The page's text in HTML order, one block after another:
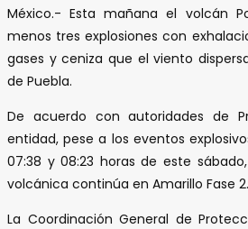
México.- Esta mañana el volcán
menos tres explosiones con
gases y ceniza que el viento
de Puebla.
De acuerdo con autoridades de
entidad, pese a los eventos
07:38 y 08:23 horas de este
volcánica continúa en Amarillo Fase 2.
La Coordinación General de